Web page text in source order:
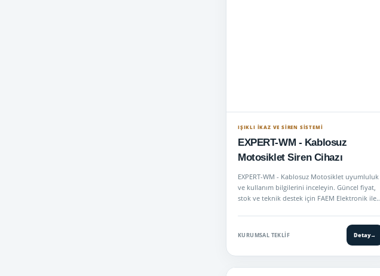
IŞIKLI İKAZ VE SİREN SİSTEMİ
EXPERT-WM - Kablosuz
Motosiklet Siren Cihazı
EXPERT-WM - Kablosuz Motosiklet uyumluluk
ve kullanım bilgilerini inceleyin. Güncel fiyat,
stok ve teknik destek için FAEM Elektronik ile
KURUMSAL TEKLIF Detay→